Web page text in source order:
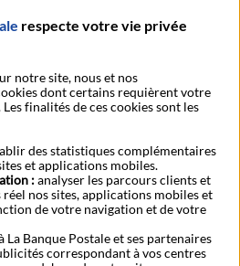
Actualiser vos informations
Coordonnées Centres Financiers
de poste Assistance technique
vigilance Actualités réglementairesCGU
LexiqueAide et accessibilité
respecte votre vie privée
notre site, nous et nos
dont certains requièrent votre
finalités de ces cookies sont les
des statistiques complémentaires
et applications mobiles.
:analyser les parcours clients et
nos sites, applications mobiles et
de votre navigation et de votre
La Banque Postale et ses partenaires
correspondant à vos centres